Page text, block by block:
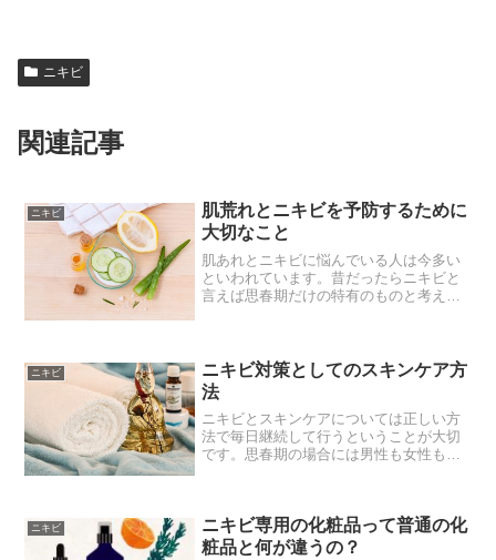
ニキビ
関連記事
ニキビ
肌荒れとニキビを予防するために
大切なこと
肌あれとニキビに悩んでいる人は今多い
といわれています。昔だったらニキビと
言えば思春期だけの特有のものと考えら
た。その理由はやはり昔に...
ニキビ
ニキビ対策としてのスキンケア方
法
ニキビとスキンケアについては正しい方
法で毎日継続して行うということが大切
です。思春期の場合には男性も女性もど
最近は大人でもニキビに悩...
ニキビ
ニキビ専用の化粧品って普通の化
粧品と何が違うの？